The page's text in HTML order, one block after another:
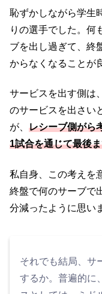
恥ずかしながら学生
りの選手でした。何
ブを出し過ぎて、終
からなくなることが
サービスを出す側は
のサービスを出さい
が、 レシーブ側がら
1試合を通じて最後
私自身、この考えを
終盤で何のサーブで
分減ったように思い
それでも結局、サ
するか。普遍的に